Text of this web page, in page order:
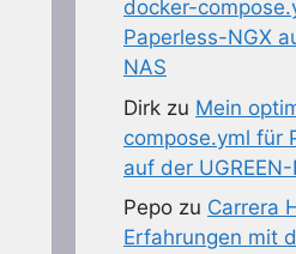
docker-
Paperless-NGX
NAS
Dirk zu Mein
compose.yml für
auf der
Pepo zu Carrera
Erfahrungen mit